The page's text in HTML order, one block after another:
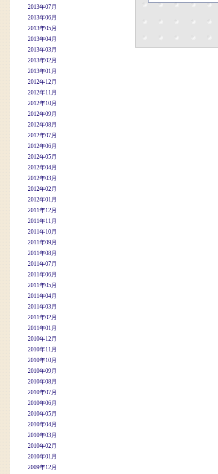
2013年07月
2013年06月
2013年05月
2013年04月
2013年03月
2013年02月
2013年01月
2012年12月
2012年11月
2012年10月
2012年09月
2012年08月
2012年07月
2012年06月
2012年05月
2012年04月
2012年03月
2012年02月
2012年01月
2011年12月
2011年11月
2011年10月
2011年09月
2011年08月
2011年07月
2011年06月
2011年05月
2011年04月
2011年03月
2011年02月
2011年01月
2010年12月
2010年11月
2010年10月
2010年09月
2010年08月
2010年07月
2010年06月
2010年05月
2010年04月
2010年03月
2010年02月
2010年01月
2009年12月